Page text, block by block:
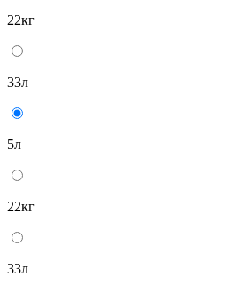
22кг
33л
5л
22кг
33л